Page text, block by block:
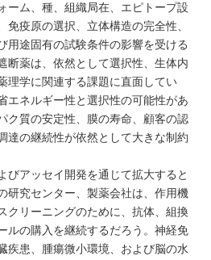
ーム、種、組織局在、エピトープ設
免疫原の選択、立体構造の完全性、
用途固有の試験条件の影響を受ける
断薬は、依然として選択性、生体内
理学に関連する課題に直面してい
エネルギー性と選択性の可能性があ
ク質の安定性、膜の寿命、顧客の認
達の継続性が依然として大きな制約
びアッセイ開発を通じて拡大すると
研究センター、製薬会社は、作用機
クリーニングのために、抗体、組換
ルの購入を継続するだろう。神経免
疾患、腫瘍微小環境、および脳の水